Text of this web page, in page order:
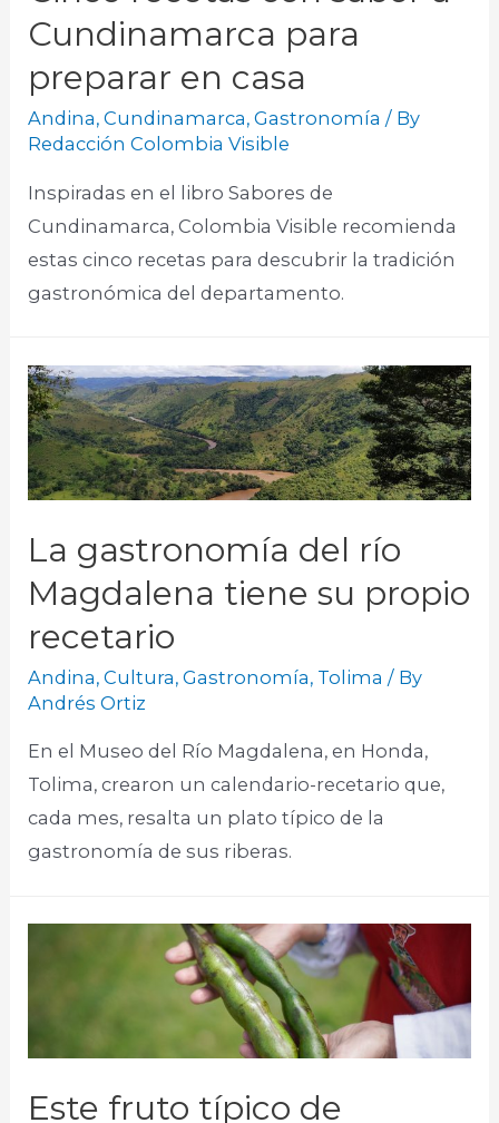
Cundinamarca para
preparar en casa
Andina,Cundinamarca,Gastronomía / By
Redacción Colombia Visible
Inspiradas en el libro Sabores de
Cundinamarca, Colombia Visible recomienda
estas cinco recetas para descubrir la tradición
gastronómica del departamento.
La gastronomía del río
Magdalena tiene su propio
recetario
Andina,Cultura,Gastronomía, Tolima / By
Andrés Ortiz
En el Museo del Río Magdalena, en Honda,
Tolima, crearon un calendario-recetario que,
cada mes, resalta un plato típico de la
gastronomía de sus riberas.
Este fruto típico de